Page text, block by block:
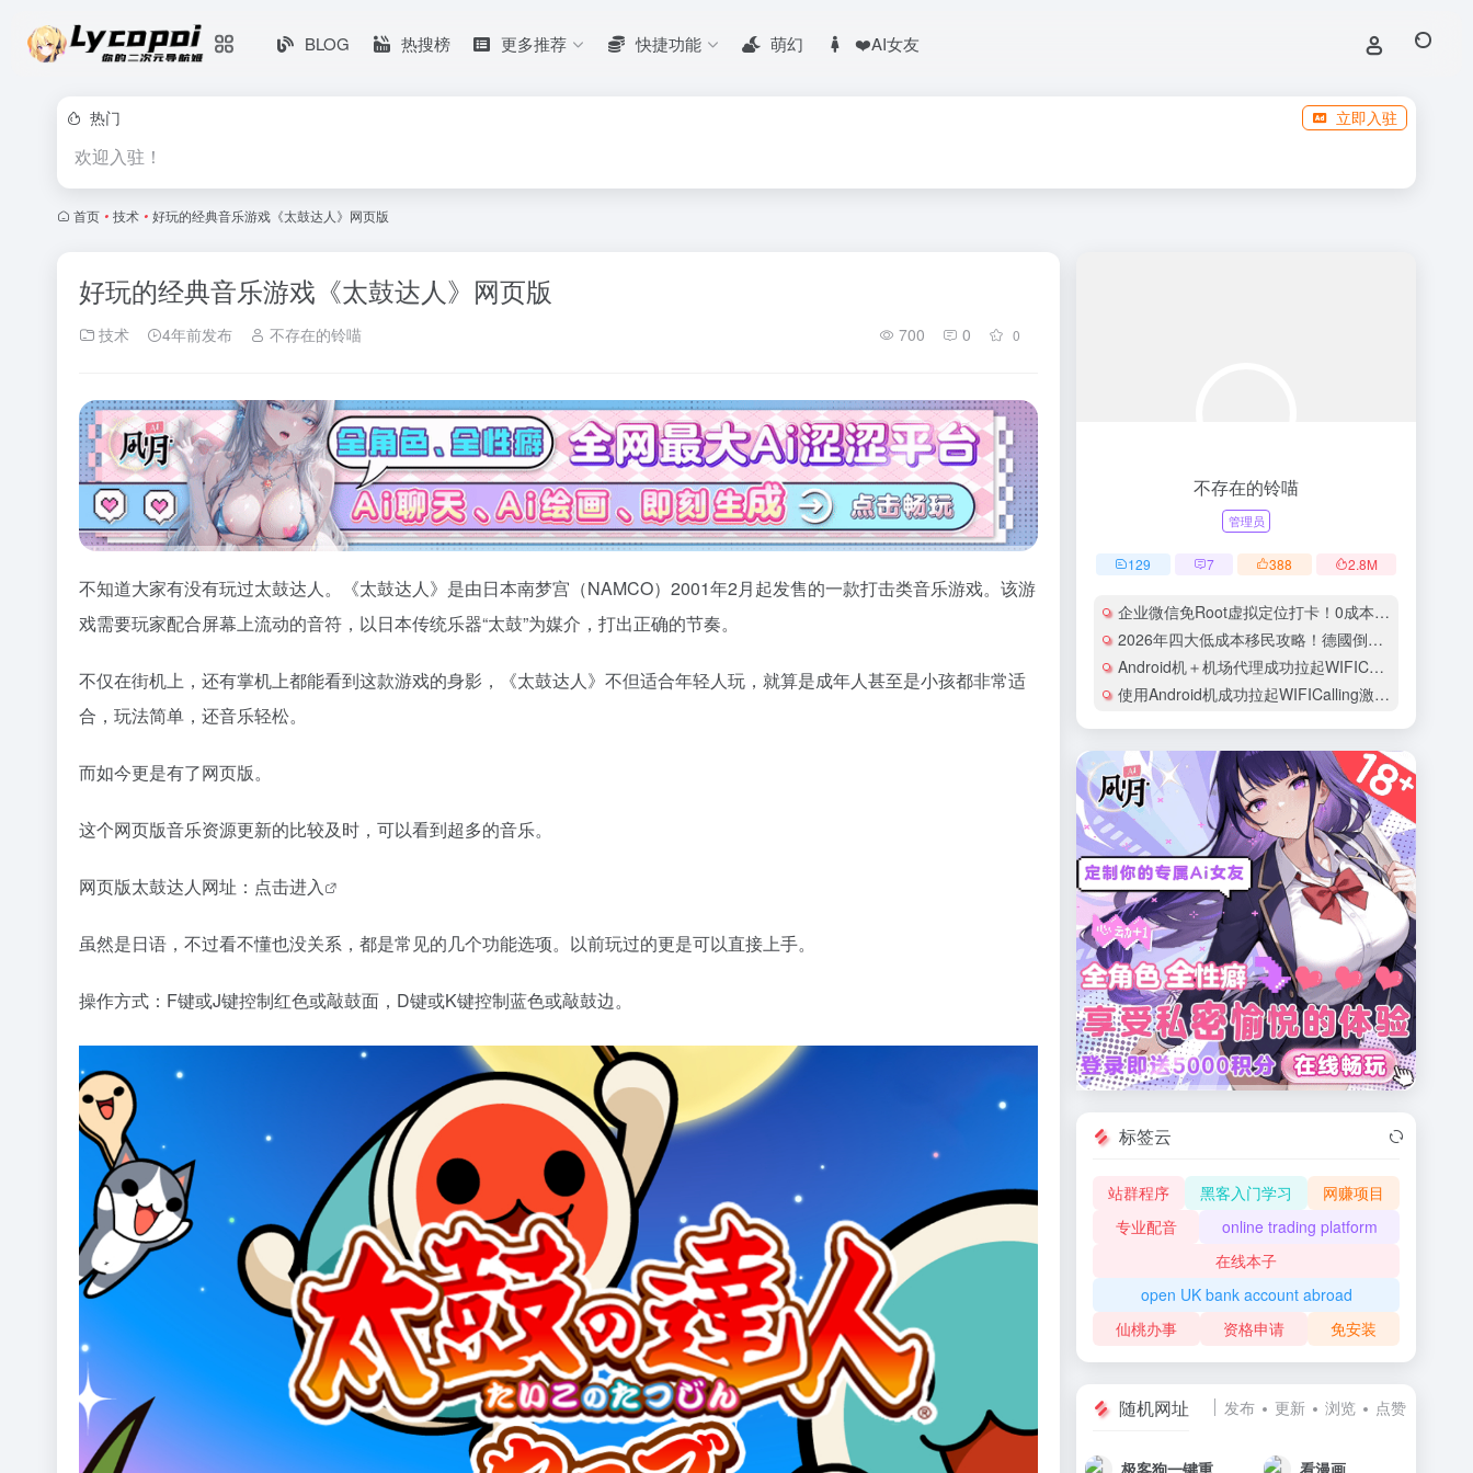
BLOG 热搜榜 更多推荐 快捷功能 萌幻 ❤️AI女友
热门 立即入驻
欢迎入驻！
首页 • 技术 • 好玩的经典音乐游戏《太鼓达人》网页版
好玩的经典音乐游戏《太鼓达人》网页版
技术 4年前发布 不存在的铃喵 700 0 0
不知道大家有没有玩过太鼓达人。《太鼓达人》是由日本南梦宫（NAMCO）2001年2月起发售的一款打击类音乐游戏。该游
戏需要玩家配合屏幕上流动的音符，以日本传统乐器“太鼓”为媒介，打出正确的节奏。
不仅在街机上，还有掌机上都能看到这款游戏的身影，《太鼓达人》不但适合年轻人玩，就算是成年人甚至是小孩都非常适
合，玩法简单，还音乐轻松。
而如今更是有了网页版。
这个网页版音乐资源更新的比较及时，可以看到超多的音乐。
网页版太鼓达人网址： 点击进入
虽然是日语，不过看不懂也没关系，都是常见的几个功能选项。以前玩过的更是可以直接上手。
操作方式：F键或J键控制红色或敲鼓面，D键或K键控制蓝色或敲鼓边。
不存在的铃喵
管理员
129 7 388 2.8M
企业微信免Root虚拟定位打卡！0成本安卓手机100%成功教程
2026年四大低成本移民攻略！德國倒貼錢學技術、日本初中學歷可申請、馬來西亞月入萬四即可、芬蘭免費教育快速永居！中介不告訴你的隱藏成本全曝光
Android机＋机场代理成功拉起WIFICalling（VoWifi）的实录：以GiffGaff卡为例
使用Android机成功拉起WIFICalling激活CTExcel（EE卡）实录
标签云
站群程序 黑客入门学习
网赚项目
专业配音
online trading platform
在线本子
open UK bank account abroad
仙桃办事
资格申请 免安装
随机网址 发布 更新 浏览 点赞
看漫画